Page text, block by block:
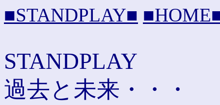
■STANDPLAY■
STANDPLAY
過去と未来・・・